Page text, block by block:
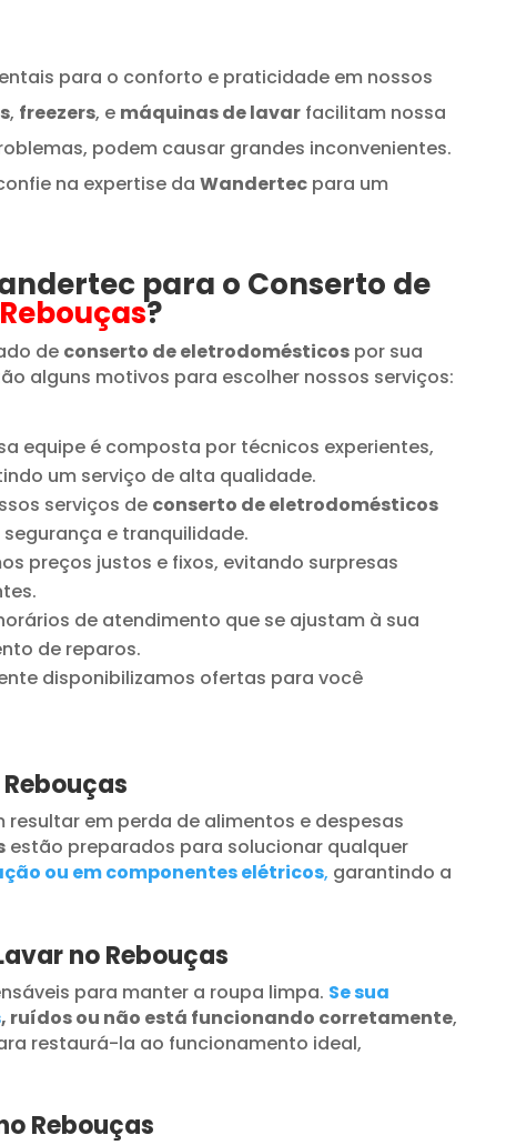
para o conforto e praticidade em nossos
, freezers, e máquinas de lavar facilitam nossa
podem causar grandes inconvenientes.
na expertise daWandertec para um
para o Conserto de
?
de conserto de eletrodomésticos por sua
alguns motivos para escolher nossos serviços:
equipe é composta por técnicos experientes,
um serviço de alta qualidade.
serviços de conserto de eletrodomésticos
e tranquilidade.
preços justos e fixos, evitando surpresas
de atendimento que se ajustam à sua
de reparos.
disponibilizamos ofertas para você
resultar em perda de alimentos e despesas
estão preparados para solucionar qualquer
ou em componentes elétricos, garantindo a
no Rebouças
para manter a roupa limpa. Se sua
, ruídos ou não está funcionando corretamente,
restaurá-la ao funcionamento ideal,
Rebouças